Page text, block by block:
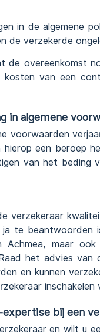
in de algemene
de verzekerde
de overeenkomst
van een
in algemene
voorwaarden
een beroep
van het beding
verzekeraar
te beantwoorden
maar ook
het advies van
en kunnen
inschakelen
bij een
en wilt u